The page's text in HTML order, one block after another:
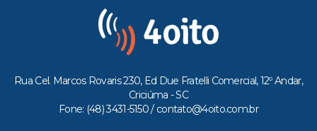
Rua Cel. Marcos Rovaris 230, Ed Due Fratelli Comercial, 12º Andar,
Criciúma - SC
Fone: (48) 3431-5150 / contato@4oito.com.br